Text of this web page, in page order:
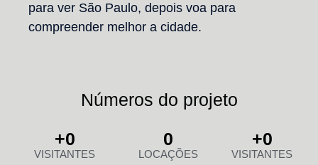
para ver São Paulo, depois voa para
compreender melhor a cidade.
Números do projeto
VISITANTES
+0
LOCAÇÕES
0
VISITANTES
+0